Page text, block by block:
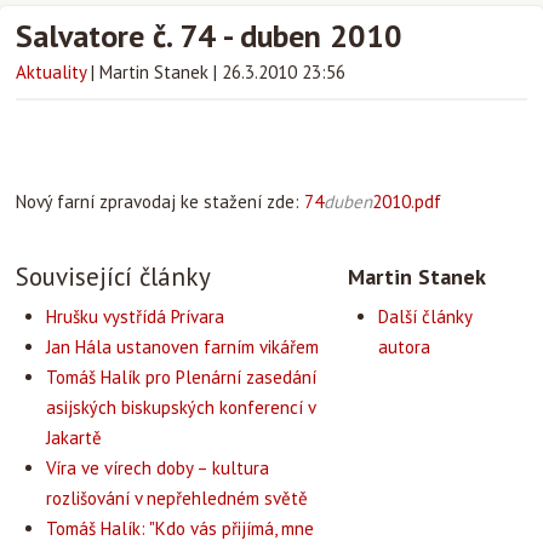
Salvatore č. 74 - duben 2010
Aktuality | Martin Stanek | 26.3.2010 23:56
Nový farní zpravodaj ke stažení zde: 74duben2010.pdf
Související články
Hrušku vystřídá Prívara
Jan Hála ustanoven farním vikářem
Tomáš Halík pro Plenární zasedání
asijských biskupských konferencí v
Jakartě
Víra ve vírech doby – kultura
rozlišování v nepřehledném světě
Tomáš Halík: "Kdo vás přijímá, mne
Martin Stanek
Další články
autora